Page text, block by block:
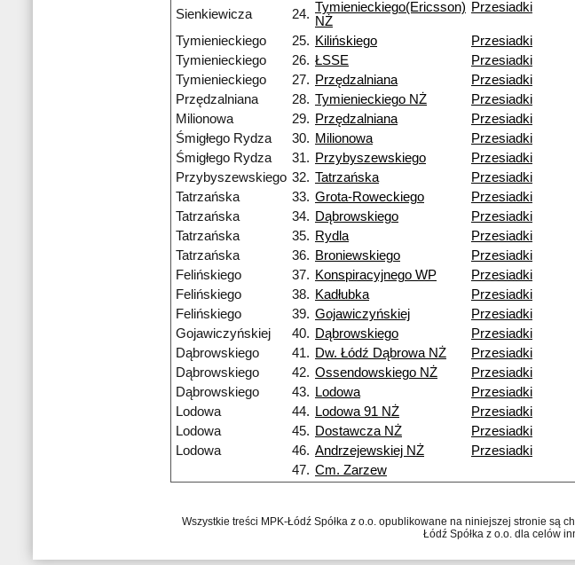
Sienkiewicza
24. Tymienieckiego(Ericsson)
NŻ
Przesiadki
Tymienieckiego 25. Kilińskiego
Przesiadki
Tymienieckiego
26. ŁSSE
Przesiadki
Tymienieckiego
27. Przędzalniana
Przesiadki
Przędzalniana
28. Tymienieckiego NŻ
Przesiadki
Milionowa
29. Przędzalniana
Przesiadki
Śmigłego Rydza
30. Milionowa
Przesiadki
Śmigłego Rydza
31. Przybyszewskiego
Przesiadki
Przybyszewskiego 32. Tatrzańska
Przesiadki
Tatrzańska
33. Grota-Roweckiego
Przesiadki
Tatrzańska
34. Dąbrowskiego
Przesiadki
Tatrzańska
35. Rydla
Przesiadki
Tatrzańska
36. Broniewskiego
Przesiadki
Felińskiego
37. Konspiracyjnego WP
Przesiadki
Felińskiego
38. Kadłubka
Przesiadki
Felińskiego
39. Gojawiczyńskiej
Przesiadki
Gojawiczyńskiej
40. Dąbrowskiego
Przesiadki
Dąbrowskiego
41. Dw. Łódź Dąbrowa NŻ
Przesiadki
Dąbrowskiego
42. Ossendowskiego NŻ
Przesiadki
Dąbrowskiego
43. Lodowa
Przesiadki
Lodowa
44. Lodowa 91 NŻ
Przesiadki
Lodowa
45. Dostawcza NŻ
Przesiadki
Lodowa
46. Andrzejewskiej NŻ
Przesiadki
47. Cm. Zarzew
Wszystkie treści MPK-Łódź Spółka z o.o. opublikowane na niniejszej stronie
Łódź Spółka z o.o. dla celów